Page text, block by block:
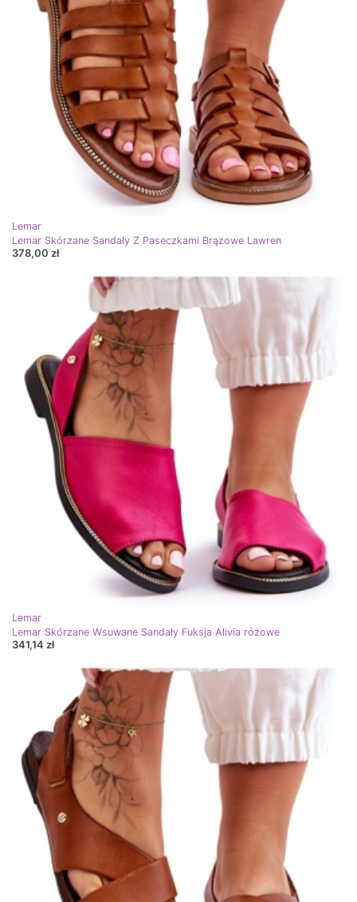
Lemar
Lemar Skórzane Sandały Z Paseczkami Brązowe Lawren
378,00 zł
Lemar
Lemar Skórzane Wsuwane Sandały Fuksja Alivia różowe
341,14 zł